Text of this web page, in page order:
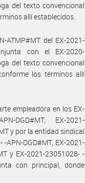
del texto convencional
allí establecidos.
ATMP#MT del EX-2021-
con el EX-2020-
del texto convencional
los términos allí
empleadora en los EX-
DGD#MT, EX-2021-
y por la entidad sindical
APN-DGD#MT, EX-2021-
y EX-2021-23051028- -
con principal, donde